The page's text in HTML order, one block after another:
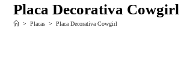
Placa Decorativa Cowgirl
> Placas > Placa Decorativa Cowgirl